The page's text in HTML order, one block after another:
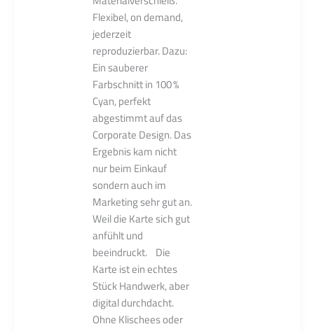
Flexibel, on demand,
jederzeit
reproduzierbar. Dazu:
Ein sauberer
Farbschnitt in 100 %
Cyan, perfekt
abgestimmt auf das
Corporate Design. Das
Ergebnis kam nicht
nur beim Einkauf
sondern auch im
Marketing sehr gut an.
Weil die Karte sich gut
anfühlt und
beeindruckt. Die
Karte ist ein echtes
Stück Handwerk, aber
digital durchdacht.
Ohne Klischees oder